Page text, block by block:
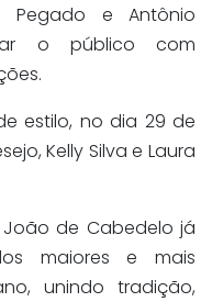
Pegado e Antônio
o público com
estilo, no dia 29 de
Kelly Silva e Laura
de Cabedelo já
maiores e mais
unindo tradição,